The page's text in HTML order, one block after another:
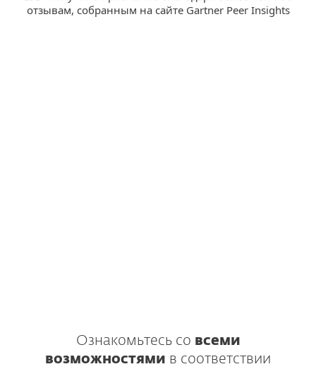
отзывам, собранным на сайте Gartner Peer Insights
Ознакомьтесь со всеми
возможностями в соответствии